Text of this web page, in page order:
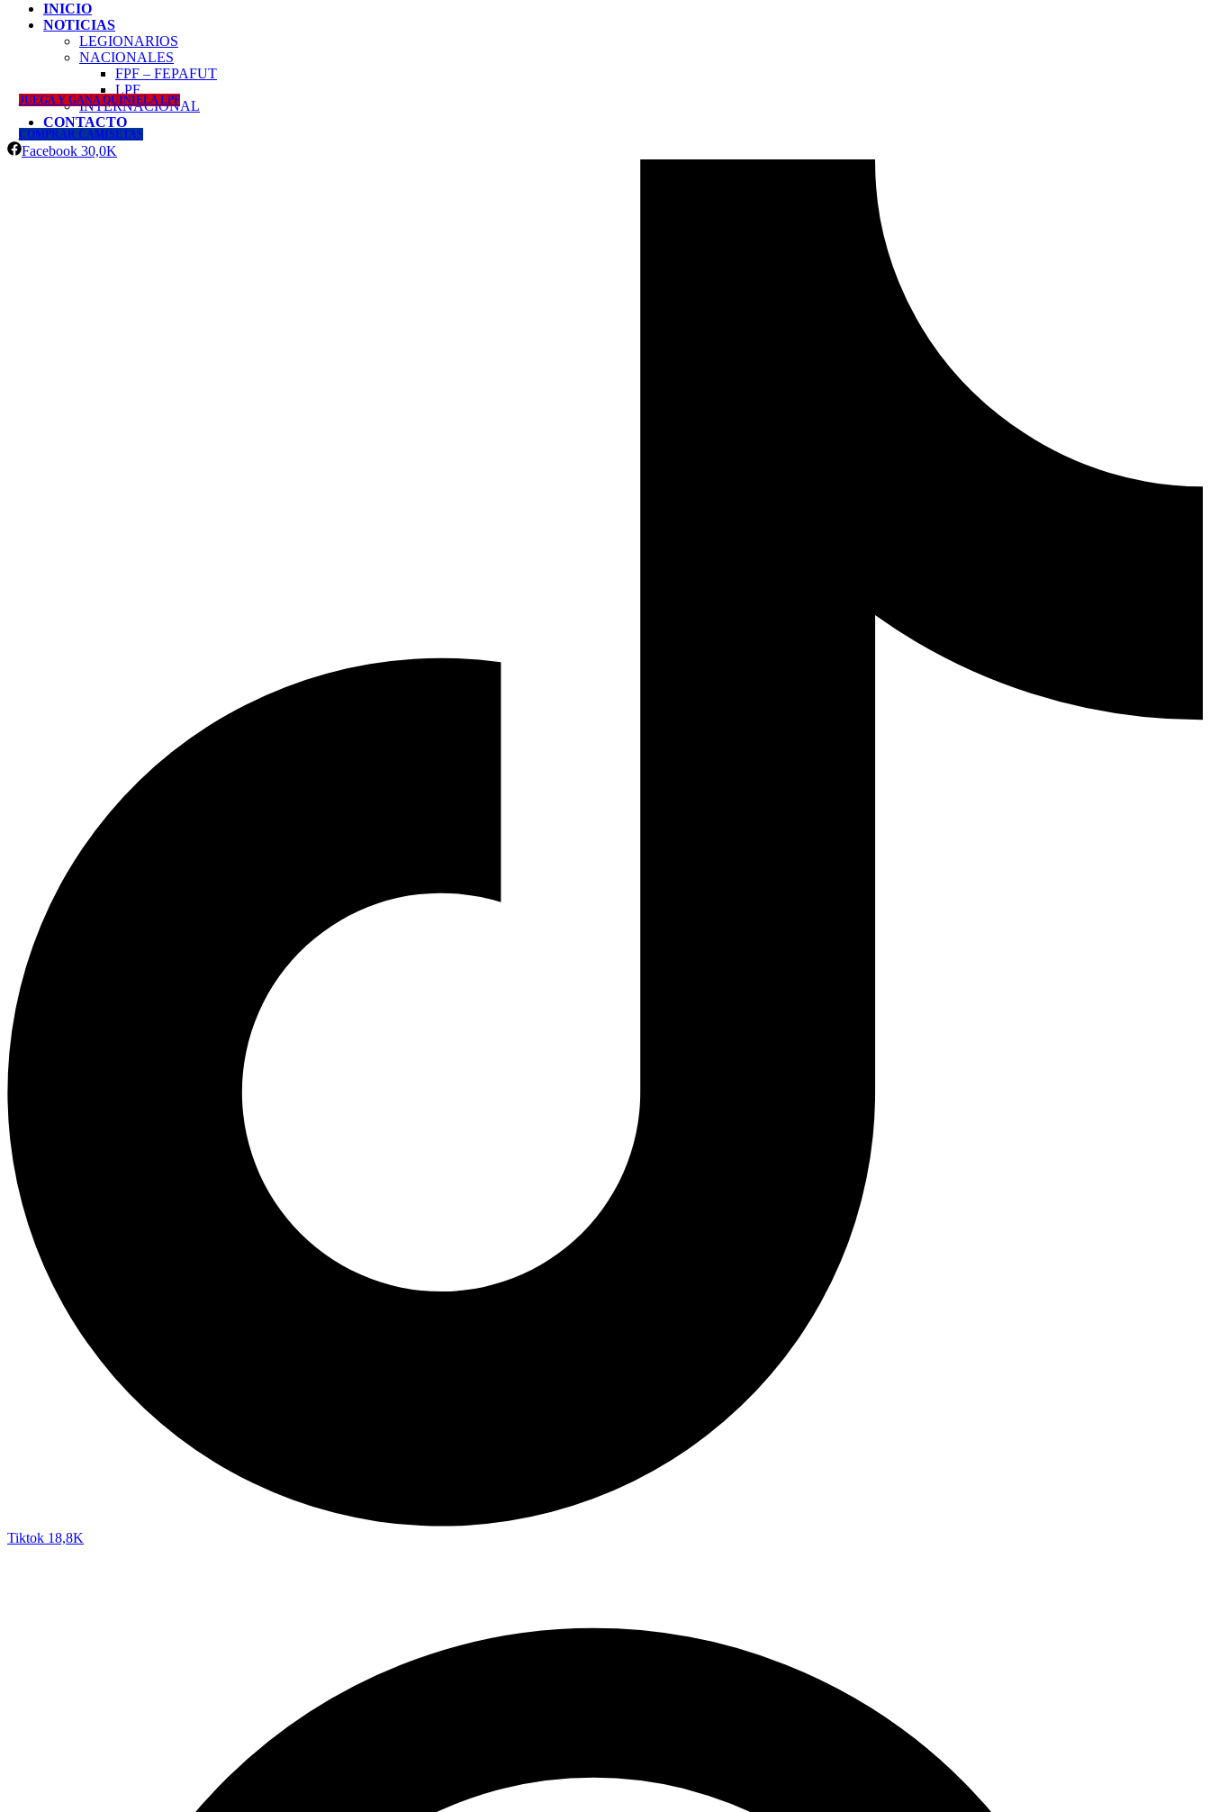
INICIO
NOTICIAS
LEGIONARIOS
NACIONALES
FPF – FEPAFUT
LPF
INTERNACIONAL
CONTACTO
JUEGA Y GANA QUINIELA LPF
COMPRAR CAMISETAS
Facebook 30,0K
Tiktok 18,8K